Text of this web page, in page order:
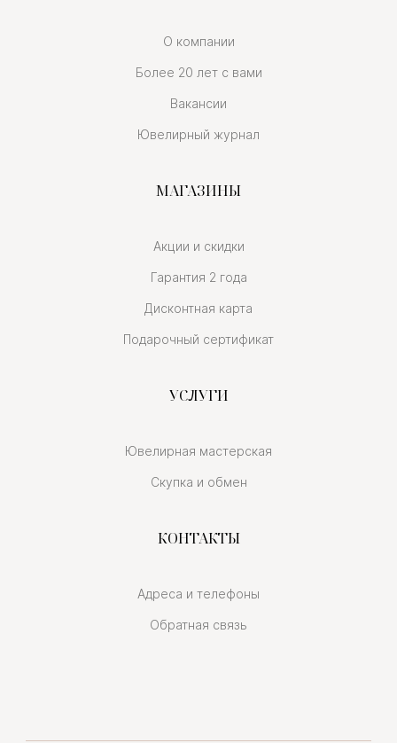
О компании
Более 20 лет с вами
Вакансии
Ювелирный журнал
МАГАЗИНЫ
Акции и скидки
Гарантия 2 года
Дисконтная карта
Подарочный сертификат
УСЛУГИ
Ювелирная мастерская
Скупка и обмен
КОНТАКТЫ
Адреса и телефоны
Обратная связь